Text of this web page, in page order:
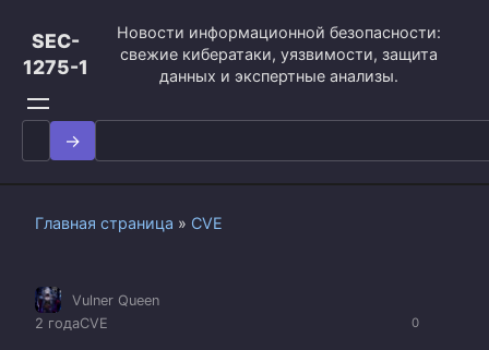
контенту
SEC-
1275-1
Новости информационной безопасности:
свежие кибератаки, уязвимости, защита
данных и экспертные анализы.
Search
for:
Главная страница » CVE
0
Vulner Queen
2 годаCVE